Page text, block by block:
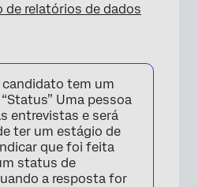
de relatórios de dados
candidato tem um
Uma pessoa
entrevistas e será
ter um estágio de
que foi feita
status de
a resposta for